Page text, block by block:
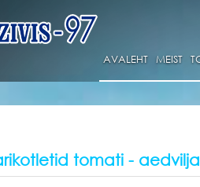
AVALEHT MEIST
tomati -